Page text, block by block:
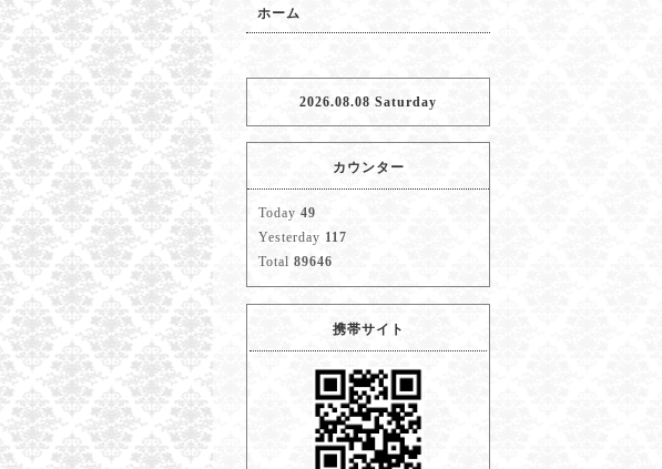
ホーム
2026.08.08 Saturday
カウンター
Today 49
Yesterday 117
Total 89646
携帯サイト